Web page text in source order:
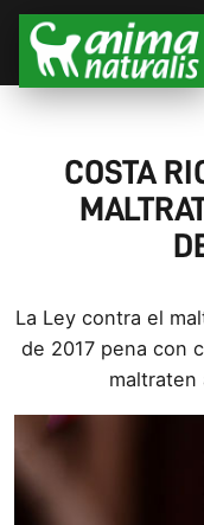
COSTA
La Ley contra el
de 2017 pena con
maltraten